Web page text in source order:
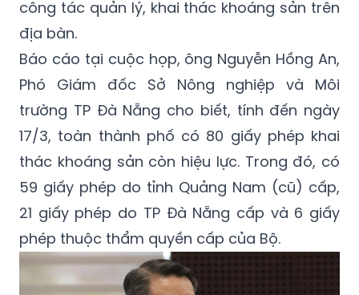
công tác quản lý, khai thác khoáng sản trên
địa bàn.
Báo cáo tại cuộc họp, ông Nguyễn Hồng An,
Phó Giám đốc Sở Nông nghiệp và Môi
trường TP Đà Nẵng cho biết, tính đến ngày
17/3, toàn thành phố có 80 giấy phép khai
thác khoáng sản còn hiệu lực. Trong đó, có
59 giấy phép do tỉnh Quảng Nam (cũ) cấp,
21 giấy phép do TP Đà Nẵng cấp và 6 giấy
phép thuộc thẩm quyền cấp của Bộ.